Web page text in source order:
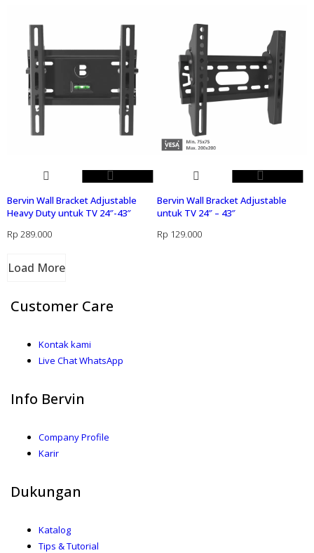
Bervin Wall Bracket Adjustable
Heavy Duty untuk TV 24″-43″
Rp 289.000
Bervin Wall Bracket Adjustable
untuk TV 24″ – 43″
Rp 129.000
Load More
Customer Care
Kontak kami
Live Chat WhatsApp
Info Bervin
Company Profile
Karir
Dukungan
Katalog
Tips & Tutorial